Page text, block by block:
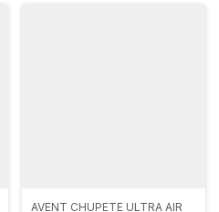
AVENT CHUPETE ULTRA AIR